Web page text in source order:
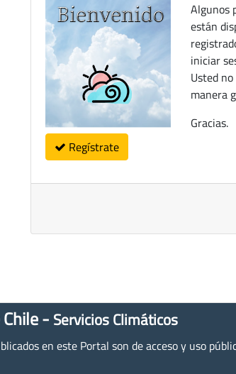
Regístrate
Algunos
están
iniciar
Usted
manera
Gracias.
- Servicios Climáticos
en este Portal son de acceso y uso